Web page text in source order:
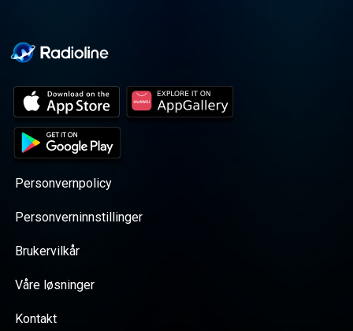
Personvernpolicy
Personverninnstillinger
Brukervilkår
Våre løsninger
Kontakt